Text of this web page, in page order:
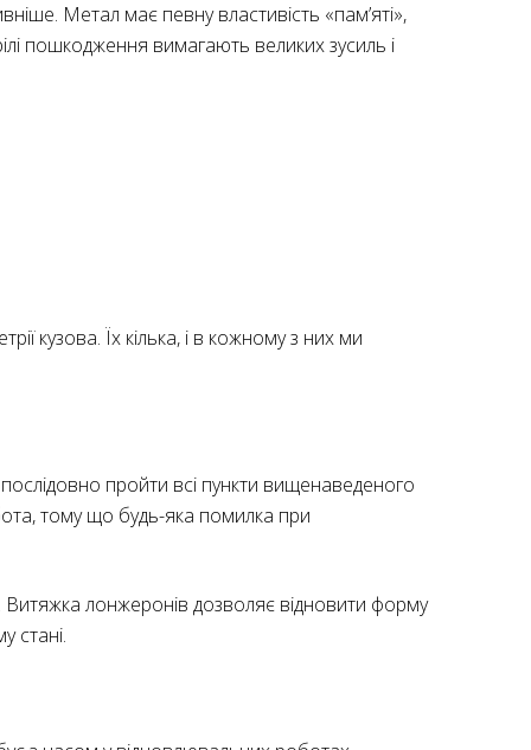
Метал має певну властивість «пам’яті»,
пошкодження вимагають великих зусиль і
кузова. Їх кілька, і в кожному з них ми
пройти всі пункти вищенаведеного
тому що будь-яка помилка при
лонжеронів дозволяє відновити форму
стані.